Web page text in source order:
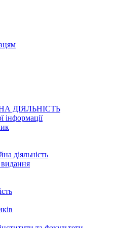
ДІЯЛЬНІСТЬ
інформації
діяльність
видання